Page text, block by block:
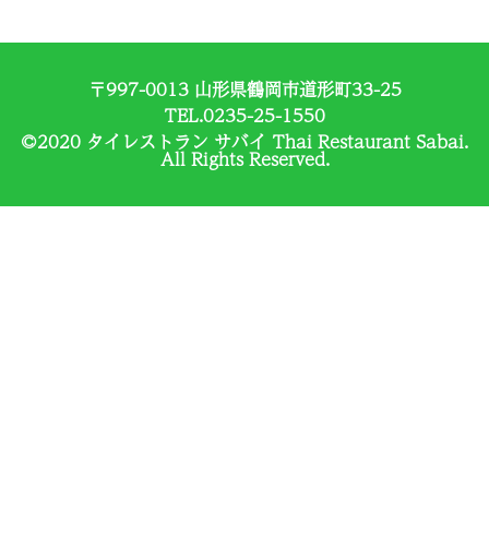
〒997-0013 山形県鶴岡市道形町33-25
TEL.0235-25-1550
©2020 タイレストラン サバイ Thai Restaurant Sabai.
All Rights Reserved.